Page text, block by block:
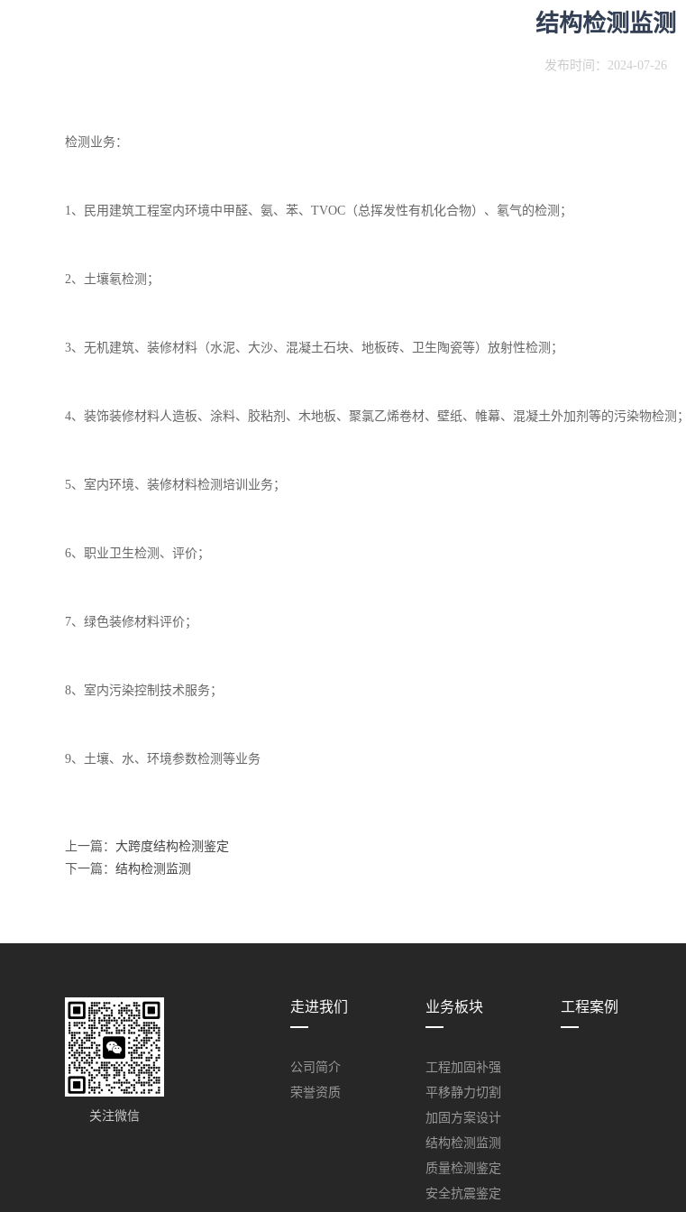
结构检测监测
发布时间：2024-07-26
检测业务：
1、民用建筑工程室内环境中甲醛、氨、苯、TVOC（总挥发性有机化合物）、氡气的检测；
2、土壤氡检测；
3、无机建筑、装修材料（水泥、大沙、混凝土石块、地板砖、卫生陶瓷等）放射性检测；
4、装饰装修材料人造板、涂料、胶粘剂、木地板、聚氯乙烯卷材、壁纸、帷幕、混凝土外加剂等的污染物检测；
5、室内环境、装修材料检测培训业务；
6、职业卫生检测、评价；
7、绿色装修材料评价；
8、室内污染控制技术服务；
9、土壤、水、环境参数检测等业务
上一篇： 大跨度结构检测鉴定
下一篇： 结构检测监测
关注微信
走进我们
公司简介
荣誉资质
业务板块
工程加固补强
平移静力切割
加固方案设计
结构检测监测
质量检测鉴定
安全抗震鉴定
工程案例